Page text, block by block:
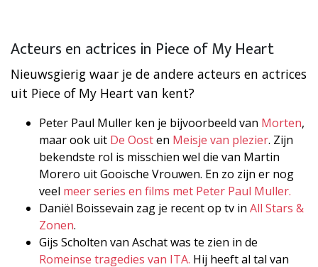
Acteurs en actrices in Piece of My Heart
Nieuwsgierig waar je de andere acteurs en actrices
uit Piece of My Heart van kent?
Peter Paul Muller ken je bijvoorbeeld van Morten,
maar ook uit De Oosten Meisje van plezier. Zijn
bekendste rol is misschien wel die van Martin
Morero uit Gooische Vrouwen. En zo zijn er nog
veel meer series en films met Peter Paul Muller.
Daniël Boissevain zag je recent op tv in All Stars &
Zonen.
Gijs Scholten van Aschat was te zien in de
Romeinse tragedies van ITA. Hij heeft al tal van